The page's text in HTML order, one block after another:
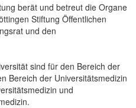
berät und betreut die Organe
Stiftung Öffentlichen
und den
sind für den Bereich der
Bereich der Universitätsmedizin
und